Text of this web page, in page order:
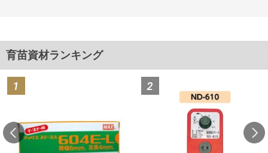
育苗資材ランキング